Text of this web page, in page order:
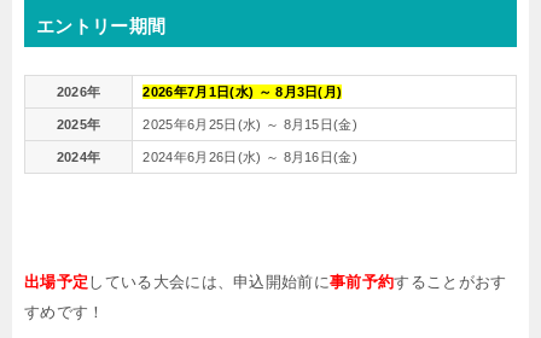
エントリー期間
2026年 2026年7月1日(水) ～ 8月3日(月)
2025年 2025年6月25日(水) ～ 8月15日(金)
2024年 2024年6月26日(水) ～ 8月16日(金)
出場予定 している大会には、申込開始前に事前予約することがおす
すめです！